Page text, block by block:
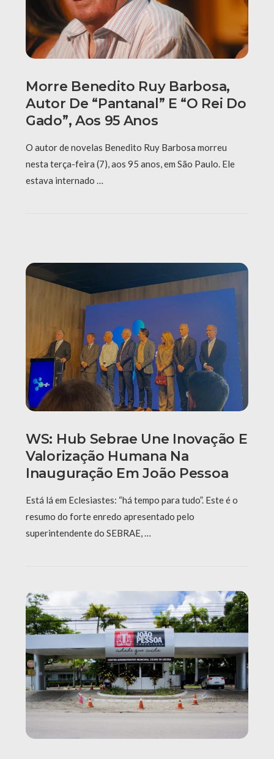
Morre Benedito Ruy Barbosa,
Autor De “Pantanal” E “O Rei Do
Gado”, Aos 95 Anos
O autor de novelas Benedito Ruy Barbosa morreu
nesta terça-feira (7), aos 95 anos, em São Paulo. Ele
estava internado …
WS: Hub Sebrae Une Inovação E
Valorização Humana Na
Inauguração Em João Pessoa
Está lá em Eclesiastes: “há tempo para tudo”. Este é o
resumo do forte enredo apresentado pelo
superintendente do SEBRAE, …